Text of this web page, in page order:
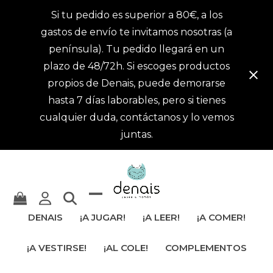
Si tu pedido es superior a 80€, a los
gastos de envío te invitamos nosotras (a
península). Tu pedido llegará en un
plazo de 48/72h. Si escoges productos
propios de Denais, puede demorarse
hasta 7 días laborables, pero si tienes
cualquier duda, contáctanos y lo vemos
juntas.
ocultar
móvil
DENAIS ¡A JUGAR! ¡A LEER! ¡A COMER!
¡A VESTIRSE! ¡AL COLE! COMPLEMENTOS